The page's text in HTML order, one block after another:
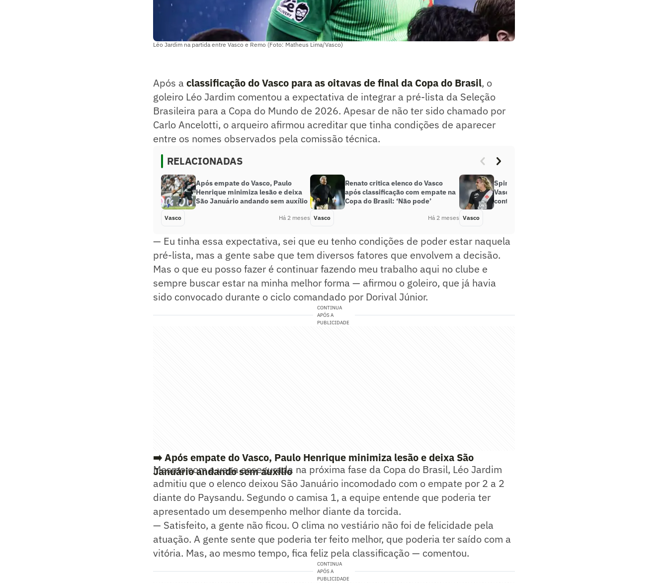
Léo Jardim na partida entre Vasco e Remo (Foto: Matheus Lima/Vasco)
Após a classificação do Vasco para as oitavas de final da Copa do Brasil, o
goleiro Léo Jardim comentou a expectativa de integrar a pré-lista da Seleção
Brasileira para a Copa do Mundo de 2026. Apesar de não ter sido chamado por
Carlo Ancelotti, o arqueiro afirmou acreditar que tinha condições de aparecer
entre os nomes observados pela comissão técnica.
RELACIONADAS
Após empate do Vasco, Paulo
Henrique minimiza lesão e deixa
São Januário andando sem auxílio
Vasco Há 2 meses
Renato critica elenco do Vasco
após classificação com empate na
Copa do Brasil: ‘Não pode’
Vasco Há 2 meses
Spinelli avalia classificação do
Vasco na Copa do Brasil: ‘Tudo
controlado’
Vasco
— Eu tinha essa expectativa, sei que eu tenho condições de poder estar naquela
pré-lista, mas a gente sabe que tem diversos fatores que envolvem a decisão.
Mas o que eu posso fazer é continuar fazendo meu trabalho aqui no clube e
sempre buscar estar na minha melhor forma — afirmou o goleiro, que já havia
sido convocado durante o ciclo comandado por Dorival Júnior.
CONTINUA
APÓS A
PUBLICIDADE
➡️Após empate do Vasco, Paulo Henrique minimiza lesão e deixa São
Januário andando sem auxílio
Mesmo com a vaga assegurada na próxima fase da Copa do Brasil, Léo Jardim
admitiu que o elenco deixou São Januário incomodado com o empate por 2 a 2
diante do Paysandu. Segundo o camisa 1, a equipe entende que poderia ter
apresentado um desempenho melhor diante da torcida.
— Satisfeito, a gente não ficou. O clima no vestiário não foi de felicidade pela
atuação. A gente sente que poderia ter feito melhor, que poderia ter saído com a
vitória. Mas, ao mesmo tempo, fica feliz pela classificação — comentou.
CONTINUA
APÓS A
PUBLICIDADE